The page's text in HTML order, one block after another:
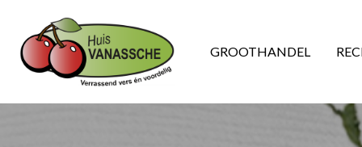
GROOTHANDEL